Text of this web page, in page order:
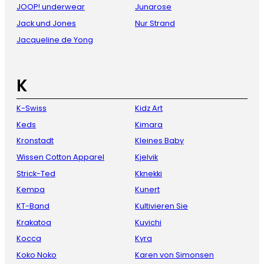
JOOP! underwear
Jack und Jones
Jacqueline de Yong
Junarose
Nur Strand
K
K-Swiss
Keds
Kronstadt
Wissen Cotton Apparel
Strick-Ted
Kempa
KT-Band
Krakatoa
Kocca
Koko Noko
Kidz Art
Kimara
Kleines Baby
Kjelvik
Kknekki
Kunert
Kultivieren Sie
Kuyichi
Kyra
Karen von Simonsen